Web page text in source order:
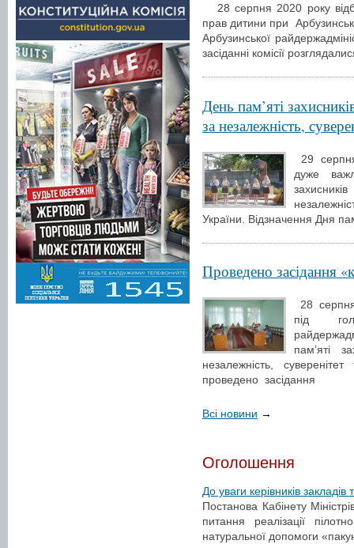
28 серпня 2020 року
прав дитини при
Арбузинської
засіданні комісії
День пам’яті
за незалежність,
29
дуже
України. Відзначення Дня
Проведено засідання
28
під
пам’яті
незалежність,
проведено засідання
Всі новини →
Оголошення
До уваги керівників закладів
Постанова Кабінету
питання реалізації
натуральної допомоги